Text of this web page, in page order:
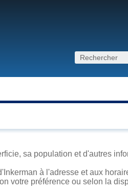
sa population et d'autres
à l'adresse et aux
votre préférence ou selon la